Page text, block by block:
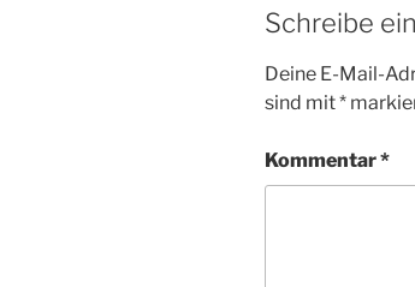
Schreibe
Deine E-Mail-
sind mit*
Kommentar*